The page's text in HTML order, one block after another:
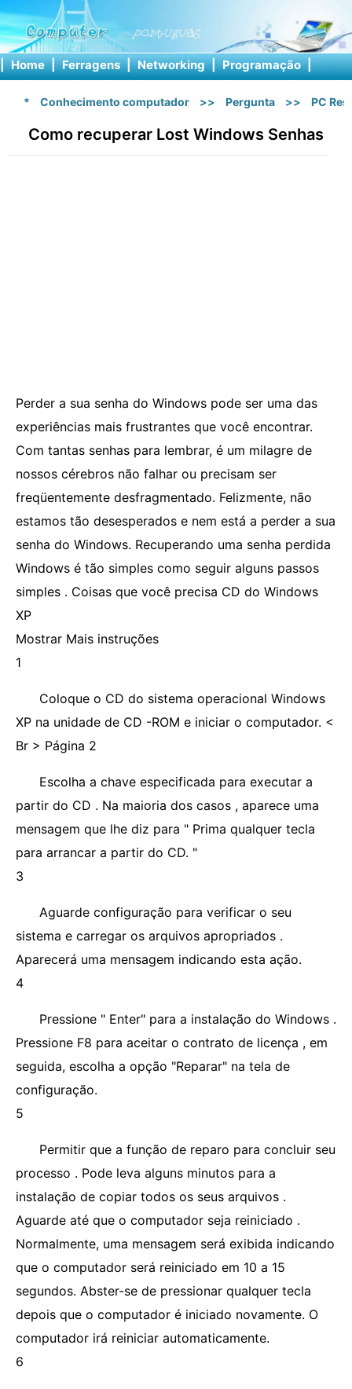
| Home | Ferragens | Networking | Programação |
* Conhecimento computador >> Pergunta >> PC
Como recuperar Lost Windows Senhas
Perder a sua senha do Windows pode ser uma das
experiências mais frustrantes que você encontrar.
Com tantas senhas para lembrar, é um milagre de
nossos cérebros não falhar ou precisam ser
freqüentemente desfragmentado. Felizmente, não
estamos tão desesperados e nem está a perder a sua
senha do Windows. Recuperando uma senha perdida
Windows é tão simples como seguir alguns passos
simples . Coisas que você precisa CD do Windows
XP
Mostrar Mais instruções
1
Coloque o CD do sistema operacional Windows
XP na unidade de CD -ROM e iniciar o computador. <
Br > Página 2
Escolha a chave especificada para executar a
partir do CD . Na maioria dos casos , aparece uma
mensagem que lhe diz para " Prima qualquer tecla
para arrancar a partir do CD. "
3
Aguarde configuração para verificar o seu
sistema e carregar os arquivos apropriados .
Aparecerá uma mensagem indicando esta ação.
4
Pressione " Enter" para a instalação do Windows .
Pressione F8 para aceitar o contrato de licença , em
seguida, escolha a opção "Reparar" na tela de
configuração.
5
Permitir que a função de reparo para concluir seu
processo . Pode leva alguns minutos para a
instalação de copiar todos os seus arquivos .
Aguarde até que o computador seja reiniciado .
Normalmente, uma mensagem será exibida indicando
que o computador será reiniciado em 10 a 15
segundos. Abster-se de pressionar qualquer tecla
depois que o computador é iniciado novamente. O
computador irá reiniciar automaticamente.
6